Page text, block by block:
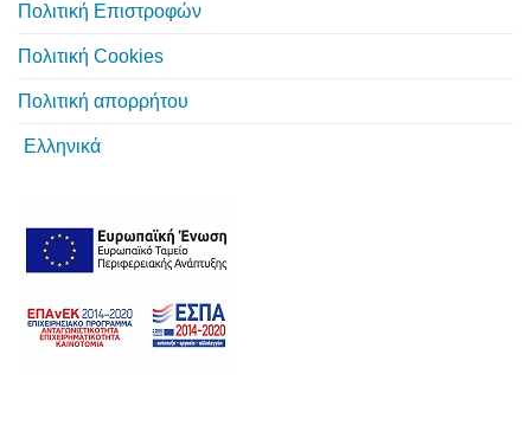
Πολιτική Επιστροφών
Πολιτική Cookies
Πολιτική απορρήτου
Ελληνικά